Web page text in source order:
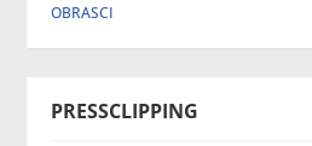
OBRASCI
PRESSCLIPPING